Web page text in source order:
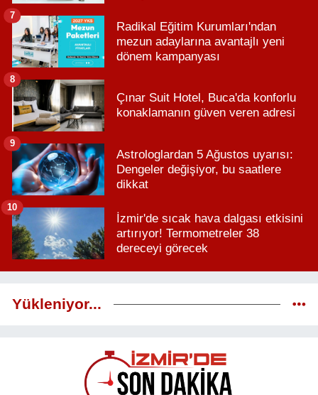
Radikal Eğitim Kurumları'ndan
mezun adaylarına avantajlı yeni
dönem kampanyası
7
Çınar Suit Hotel, Buca'da konforlu
konaklamanın güven veren adresi
8
Astrologlardan 5 Ağustos uyarısı:
Dengeler değişiyor, bu saatlere
dikkat
9
İzmir'de sıcak hava dalgası etkisini
artırıyor! Termometreler 38
dereceyi görecek
10
Yükleniyor...